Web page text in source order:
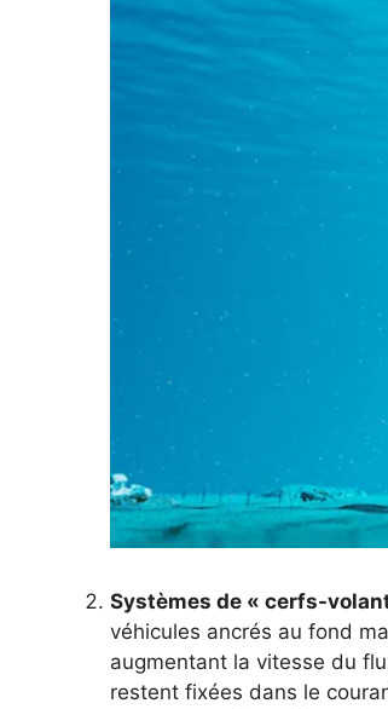
Systèmes de « cerfs-
véhicules ancrés au fond
augmentant la vitesse du
restent fixées dans le